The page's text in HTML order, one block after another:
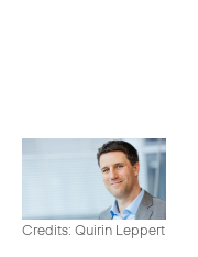
Credits: Quirin Leppert